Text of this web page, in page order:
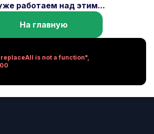
работаем над этим...
На главную